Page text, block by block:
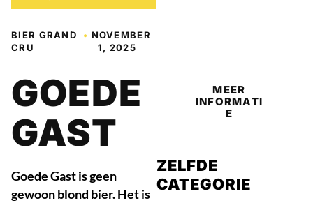
BIER GRAND
CRU
• NOVEMBER
1, 2025
GOEDE
GAST
Goede Gast is geen
gewoon blond bier. Het is
MEER
INFORMATI
E
ZELFDE
CATEGORIE